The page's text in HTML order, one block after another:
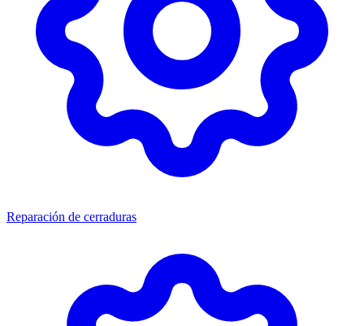
Reparación de cerraduras